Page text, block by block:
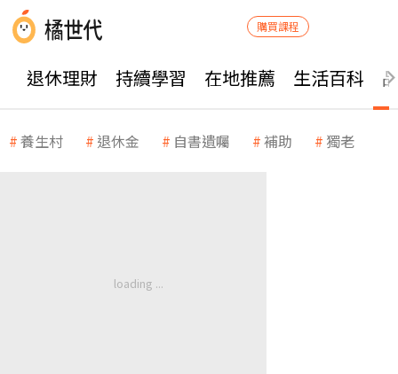
購買課程
退休理財 持續學習 在地推薦 生活百科
養生村 退休金 自書遺囑 補助 獨老